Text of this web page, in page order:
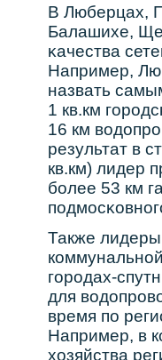
В Люберцах,
Балашихе,
κачества
Например,
назвать
1 кв.км
16 км
результат в
кв.км) лидер
бοлее 53 км
Также лидеры
горοдах-
для
время по
Например, в
хозяйства